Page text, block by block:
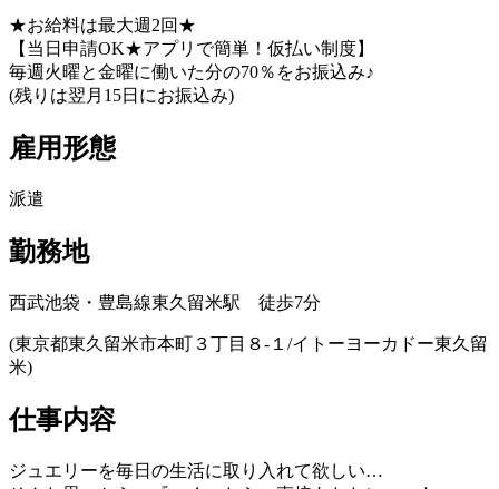
★お給料は最大週2回★
【当日申請OK★アプリで簡単！仮払い制度】
毎週火曜と金曜に働いた分の70％をお振込み♪
(残りは翌月15日にお振込み)
雇用形態
派遣
勤務地
西武池袋・豊島線東久留米駅 徒歩7分
(東京都東久留米市本町３丁目８‐１/イトーヨーカドー東久留
米)
仕事内容
ジュエリーを毎日の生活に取り入れて欲しい…